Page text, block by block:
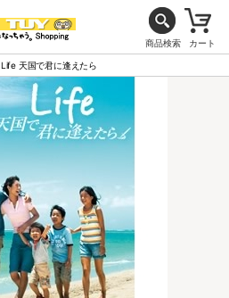
商品検索 カート
Life 天国で君に逢えたら